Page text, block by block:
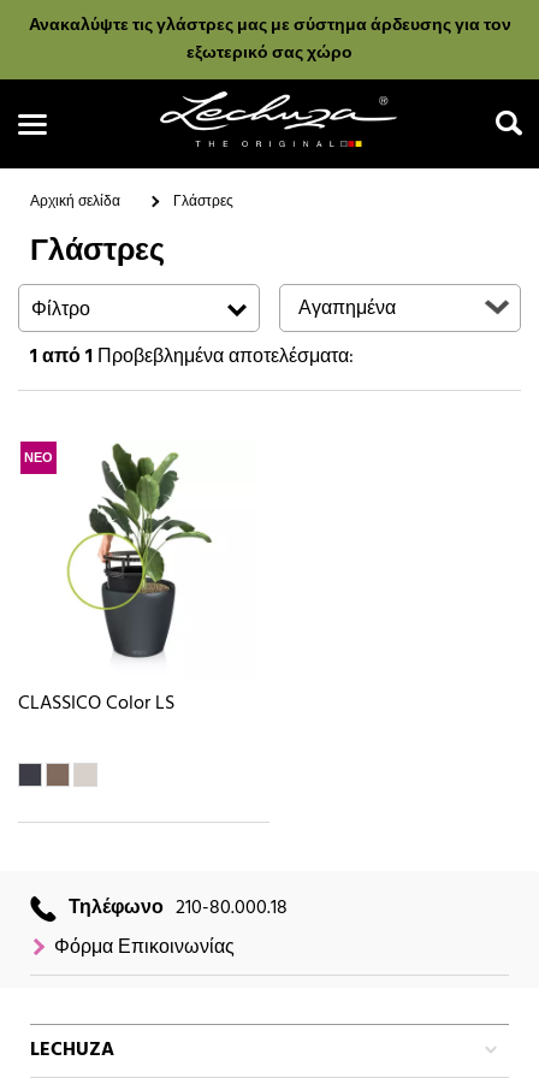
Ανακαλύψτε τις γλάστρες μας με σύστημα άρδευσης για τον
εξωτερικό σας χώρο
Αναζήτηση
Αρχική σελίδα Γλάστρες
Γλάστρες
Φίλτρο
1από 1Προβεβλημένα αποτελέσματα:
ΝΕΟ
CLASSICO Color LS
Τηλέφωνο 210-80.000.18
Φόρμα Επικοινωνίας
LECHUZA